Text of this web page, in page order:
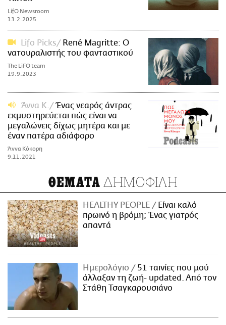
LifO Newsroom
13.2.2025
Lifo Picks
René Magritte: O
νατουραλιστής του φανταστικού
The LiFO team
19.9.2023
Άννα Κ.
Ένας νεαρός άντρας
εκμυστηρεύεται πώς είναι να
μεγαλώνεις δίχως μητέρα και με
έναν πατέρα αδιάφορο
Άννα Κόκορη
9.11.2021
ΘΕΜΑΤΑ ΔΗΜΟΦΙΛΗ
HEALTHY PEOPLE
Είναι καλό
πρωινό η βρόμη; Ένας γιατρός
απαντά
Ημερολόγιο
51 ταινίες που μού
άλλαξαν τη ζωή- updated. Aπό τον
Στάθη Τσαγκαρουσιάνο